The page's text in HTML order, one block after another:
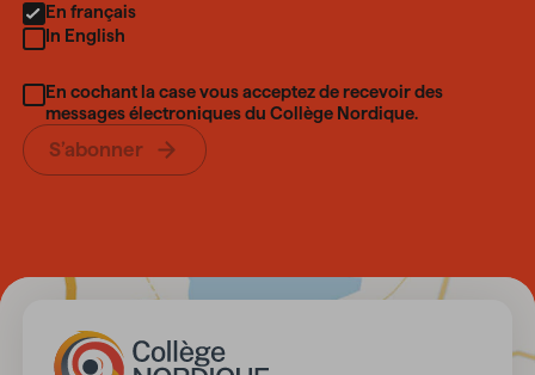
En français
In English
En cochant la case vous acceptez de recevoir des
messages électroniques du Collège Nordique.
S’abonner